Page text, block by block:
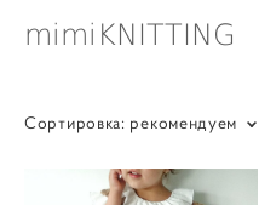
mimiKNITTING
Сортировка: рекомендуем